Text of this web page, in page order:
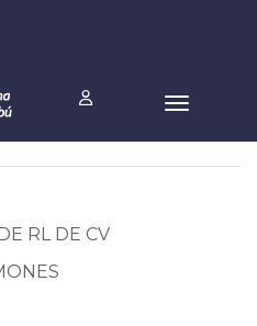
RL DE CV